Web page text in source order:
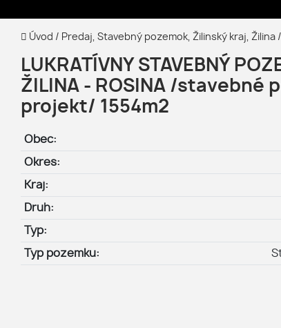
Úvod / Predaj, Stavebný pozemok, Žilinský kraj, Žilina /
LUKRATÍVNY STAVEBNÝ
ŽILINA - ROSINA /stavebné
projekt/ 1554m2
Obec:
Okres:
Kraj:
Druh:
Typ:
Typ pozemku: